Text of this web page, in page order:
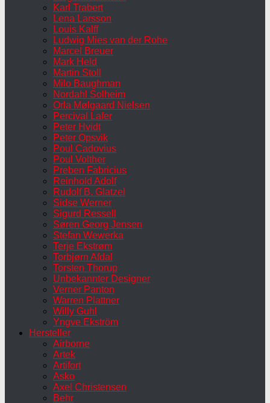
Karl Trabert
Lena Larsson
Louis Kalff
Ludwig Mies van der Rohe
Marcel Breuer
Mark Held
Martin Stoll
Milo Baughman
Nordahl Solheim
Orla Mølgaard Nielsen
Percival Lafer
Peter Hvidt
Peter Opsvik
Poul Cadovius
Poul Volther
Preben Fabricius
Reinhold Adolf
Rudolf B. Glatzel
Sidse Werner
Sigurd Ressell
Søren Georg Jensen
Stefan Wewerka
Terje Ekstrøm
Torbjørn Afdal
Torsten Thorup
Unbekannter Designer
Verner Panton
Warren Plattner
Willy Guhl
Yngve Ekström
Hersteller
Airborne
Artek
Artifort
Asko
Axel Christensen
Behr